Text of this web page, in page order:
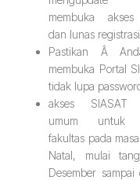
membuka akses
dan lunas
Pastikan Â
membuka Portal
tidak lupa
akses SIASAT
umum untuk
fakultas pada
Natal, mulai
Desember sampai